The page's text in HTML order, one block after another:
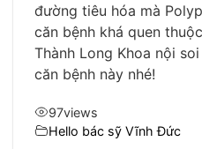
đường tiêu hóa mà
căn bệnh khá quen
Thành Long Khoa nội
căn bệnh này nhé!
97views
Hello bác sỹ Vĩnh Đức